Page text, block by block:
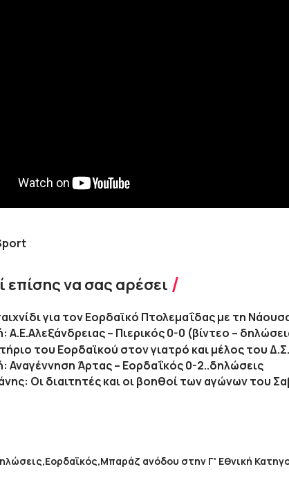
να σας αρέσει
για τον Εορδαϊκό Πτολεμαΐδας με τη
Α.Ε.Αλεξάνδρειας – Πιερικός 0-0 (βίντεο –
του Εορδαϊκού στον γιατρό και μέλος του
Αναγέννηση Άρτας – Εορδαΐκός 0-2..δηλώσεις
Οι διαιτητές και οι βοηθοί των αγώνων του
Εορδαϊκός Μπαράζ ανόδου στην Γ' Εθνική